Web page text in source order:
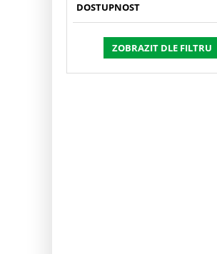
DOSTUPNOST
ZOBRAZIT DLE FILTRU